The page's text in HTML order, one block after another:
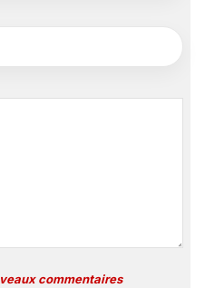
commentaires